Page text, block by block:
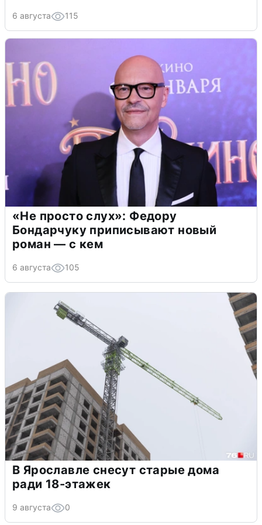
6 августа 115
«Не просто слух»: Федору
Бондарчуку приписывают новый
роман — с кем
6 августа 105
В Ярославле снесут старые дома
ради 18-этажек
9 августа 0